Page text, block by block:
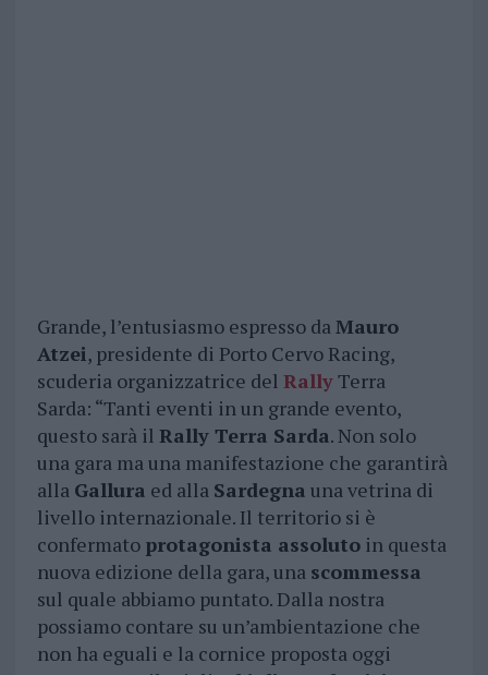
Grande, l’entusiasmo espresso daMauro
Atzei, presidente di Porto Cervo Racing,
scuderia organizzatrice del RallyTerra
Sarda: “Tanti eventi in un grande evento,
questo sarà il Rally Terra Sarda. Non solo
una gara ma una manifestazione che garantirà
alla Gallura ed alla Sardegna una vetrina di
livello internazionale. Il territorio si è
confermato protagonista assolutoin questa
nuova edizione della gara, una scommessa
sul quale abbiamo puntato. Dalla nostra
possiamo contare su un’ambientazione che
non ha eguali e la cornice proposta oggi